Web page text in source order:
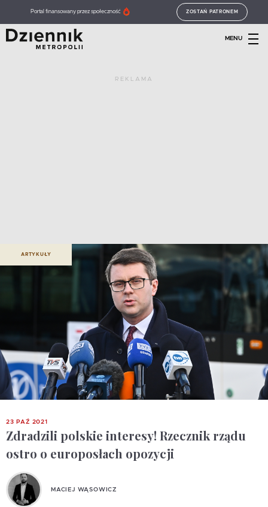
Portal finansowany przez społeczność ZOSTAŃ PATRONEM
MENU
REKLAMA
ARTYKUŁY
23 PAŹ 2021
Zdradzili polskie interesy! Rzecznik rządu
ostro o europosłach opozycji
MACIEJ WĄSOWICZ